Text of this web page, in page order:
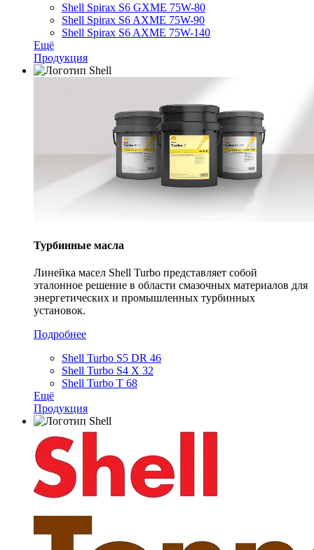
Shell Spirax S6 GXME 75W-80
Shell Spirax S6 AXME 75W-90
Shell Spirax S6 AXME 75W-140
Ещё
Продукция
Турбинные масла
Линейка масел Shell Turbo представляет собой
эталонное решение в области смазочных материалов для
энергетических и промышленных турбинных
установок.
Подробнее
Shell Turbo S5 DR 46
Shell Turbo S4 X 32
Shell Turbo T 68
Ещё
Продукция